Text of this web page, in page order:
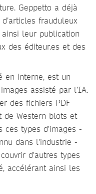
Geppetto a déjà
frauduleux
leur publication
des éditeur.es et des
en interne, est un
assisté par l’IA.
des fichiers PDF
de Western blots et
ces types d'images -
dans l'industrie -
d'autres types
accélérant ainsi les